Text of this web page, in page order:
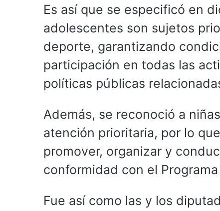
Es así que se especificó en
adolescentes son sujetos
deporte, garantizando
participación en todas las
políticas públicas
Además, se reconoció a
atención prioritaria, por lo
promover, organizar y
conformidad con el
Fue así como las y los